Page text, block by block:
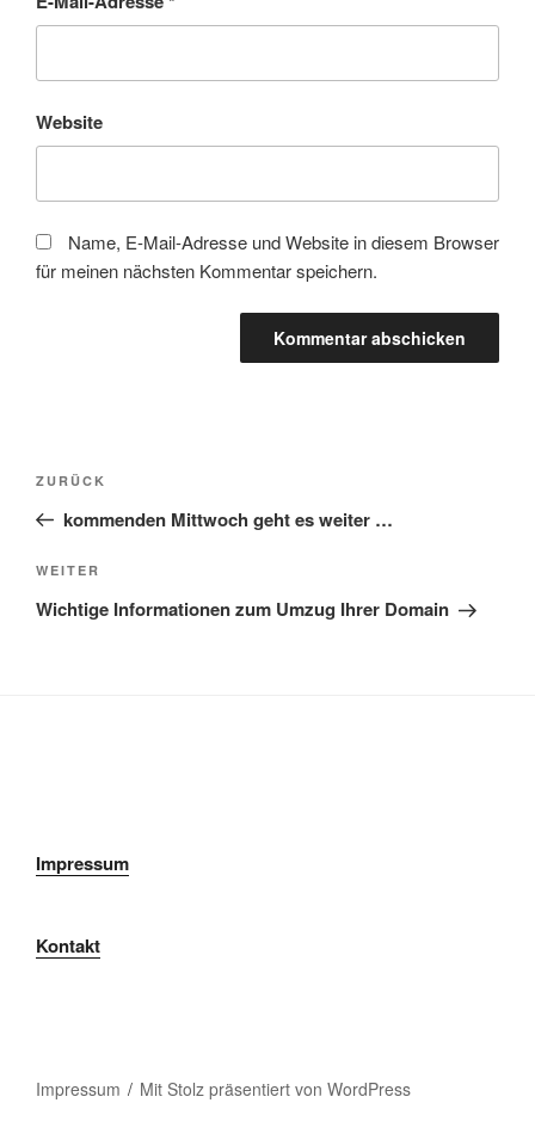
Website
Name, E-Mail-Adresse und Website in diesem Browser
für meinen nächsten Kommentar speichern.
Beitragsnavigation
Vorheriger
Beitrag
ZURÜCK
kommenden Mittwoch geht es weiter …
Nächster
Beitrag
WEITER
Wichtige Informationen zum Umzug Ihrer Domain
Impressum
Kontakt
Impressum Mit Stolz präsentiert von WordPress